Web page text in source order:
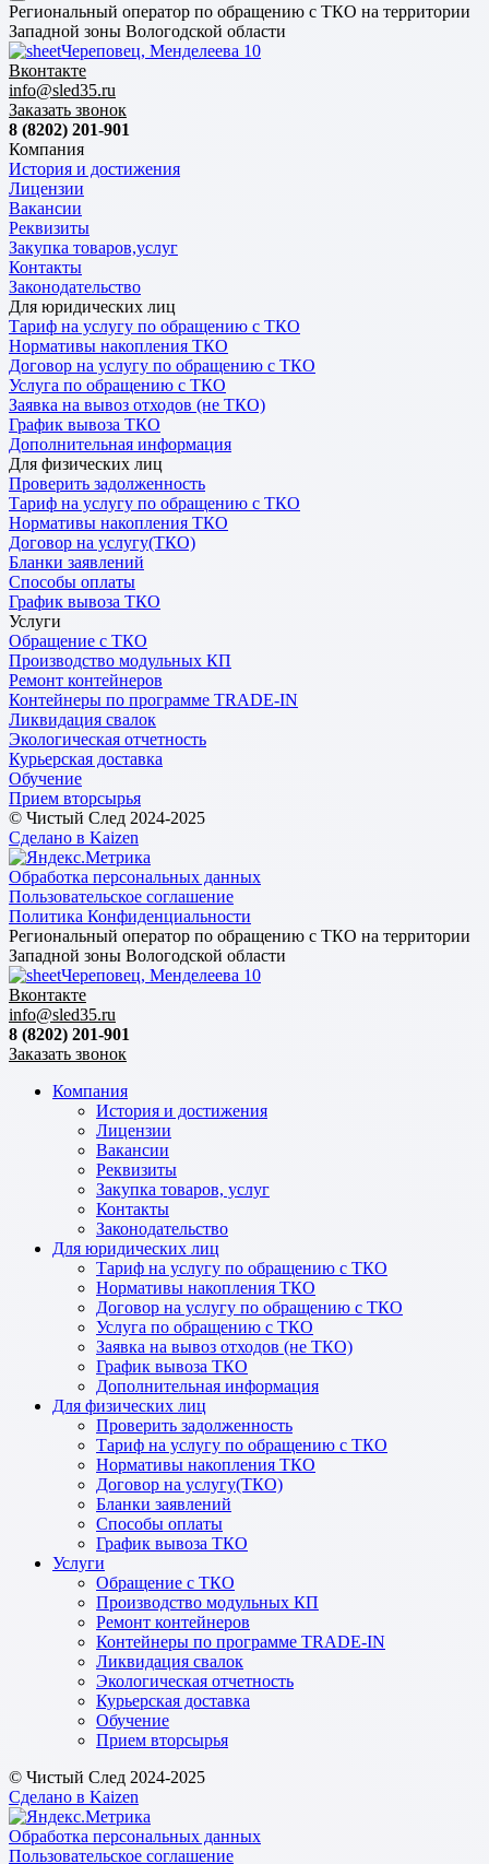
Региональный оператор по обращению с ТКО на территории
Западной зоны Вологодской области
Череповец, Менделеева 10
Вконтакте
info@sled35.ru
Заказать звонок
8 (8202) 201-901
Компания
История и достижения
Лицензии
Вакансии
Реквизиты
Закупка товаров,услуг
Контакты
Законодательство
Для юридических лиц
Тариф на услугу по обращению с ТКО
Нормативы накопления ТКО
Договор на услугу по обращению с ТКО
Услуга по обращению с ТКО
Заявка на вывоз отходов (не ТКО)
График вывоза ТКО
Дополнительная информация
Для физических лиц
Проверить задолженность
Тариф на услугу по обращению с ТКО
Нормативы накопления ТКО
Договор на услугу(ТКО)
Бланки заявлений
Способы оплаты
График вывоза ТКО
Услуги
Обращение с ТКО
Производство модульных КП
Ремонт контейнеров
Контейнеры по программе TRADE-IN
Ликвидация свалок
Экологическая отчетность
Курьерская доставка
Обучение
Прием вторсырья
© Чистый След 2024-2025
Сделано в Kaizen
Обработка персональных данных
Пользовательское соглашение
Политика Конфиденциальности
Региональный оператор по обращению с ТКО на территории
Западной зоны Вологодской области
Череповец, Менделеева 10
Вконтакте
info@sled35.ru
8 (8202) 201-901
Заказать звонок
Компания
История и достижения
Лицензии
Вакансии
Реквизиты
Закупка товаров, услуг
Контакты
Законодательство
Для юридических лиц
Тариф на услугу по обращению с ТКО
Нормативы накопления ТКО
Договор на услугу по обращению с ТКО
Услуга по обращению с ТКО
Заявка на вывоз отходов (не ТКО)
График вывоза ТКО
Дополнительная информация
Для физических лиц
Проверить задолженность
Тариф на услугу по обращению с ТКО
Нормативы накопления ТКО
Договор на услугу(ТКО)
Бланки заявлений
Способы оплаты
График вывоза ТКО
Услуги
Обращение с ТКО
Производство модульных КП
Ремонт контейнеров
Контейнеры по программе TRADE-IN
Ликвидация свалок
Экологическая отчетность
Курьерская доставка
Обучение
Прием вторсырья
© Чистый След 2024-2025
Сделано в Kaizen
Обработка персональных данных
Пользовательское соглашение